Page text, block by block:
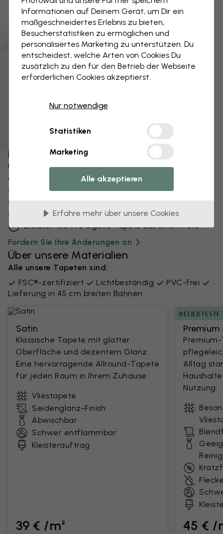
Bearbeiten Sie Ihre Tapete
Unser Designteam kann jedes Motiv optimieren,
damit es für Sie einzigartig wird.
Größe oder Farben ändern
Fügen Sie ein Objekt hinzu oder entfernen Sie es
Personalisieren Sie ein Detail
Erstellen Sie Ihre eigene Tapete aus einem Foto
Fordern Sie Ihre Änderungen an
Über unsere Materialien
Alle unsere Tapeten sind:
FSC®-zertifiziert
Lichtbeständig
PVC-frei
Lieferung in 45 cm breiten Bahnen
Satin
Klassische Tapete mit glatter
Oberfläche und dezentem Glanz.
Eine hervorragende Allround-Tapete
für jeden Raum in Ihrem Zuhause.
Vliestapete
Seidenglanz-Finish
Abwischbar
Schwer entflammbar
Kleisterauftrag
39 € /m²
BELIEBTESTE
Alltag
Nutzung.
45 € /
Informationen auf Deinem Gerät, um Dir ein
maßgeschneidertes Erlebnis zu bieten,
Besucherstatistiken zu ermöglichen und
personalisiertes Marketing zu unterstützen. Du
entscheidest, welche Arten von Cookies Du
zusätzlich zu den für den Betrieb der Webseite
erforderlichen Cookies akzeptierst.
Nur notwendige
Statistiken
Marketing
Alle akzeptieren
Erfahre mehr über unsere Cookies